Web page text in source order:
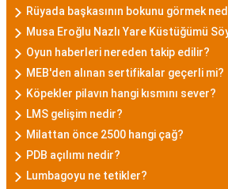
Rüyada başkasının bokunu görmek
Musa Eroğlu Nazlı Yare Küstüğümü
Oyun haberleri nereden takip edilir?
MEB'den alınan sertifikalar geçerli mi?
Köpekler pilavın hangi kısmını sever?
LMS gelişim nedir?
Milattan önce 2500 hangi çağ?
PDB açılımı nedir?
Lumbagoyu ne tetikler?